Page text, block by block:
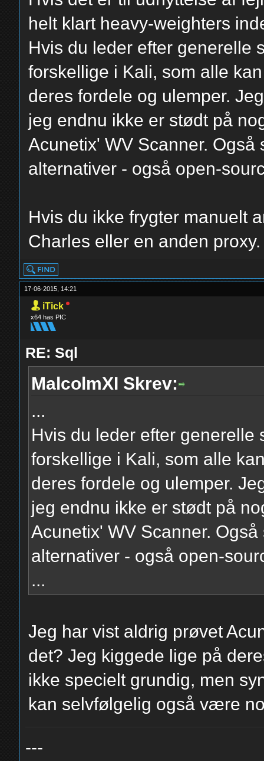
helt klart heavy-weighters
Hvis du leder efter generelle
forskellige i Kali, som alle
deres fordele og ulemper.
jeg endnu ikke er stødt på
Acunetix' WV Scanner.
alternativer - også open-
Hvis du ikke frygter manuelt
Charles eller en anden proxy.
17-06-2015, 14:21
iTick
x64 has PIC
RE: Sql
MalcolmXI Skrev:
...
Hvis du leder efter generelle
forskellige i Kali, som alle
deres fordele og ulemper.
jeg endnu ikke er stødt på
Acunetix' WV Scanner.
alternativer - også open-
...
Jeg har vist aldrig prøvet
det? Jeg kiggede lige på
ikke specielt grundig, men
kan selvfølgelig også være
---